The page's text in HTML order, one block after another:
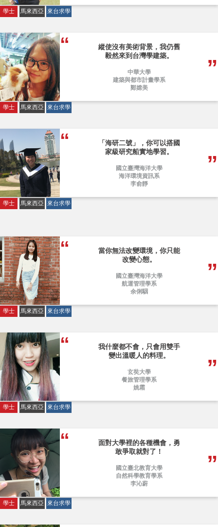
學士 馬來西亞 來台求學
縱使沒有美術背景，我仍舊
毅然來到台灣學建築。
中華大學
建築與都市計畫學系
鄭嫦美
學士 馬來西亞 來台求學
「海研二號」，你可以搭國
家級研究船實地學習。
國立臺灣海洋大學
海洋環境資訊系
李俞靜
學士 馬來西亞 來台求學
當你無法改變環境，你只能
改變心態。
國立臺灣海洋大學
航運管理學系
余俐駰
學士 馬來西亞 來台求學
我什麼都不會，只會用雙手
變出溫暖人的料理。
玄奘大學
餐旅管理學系
姚霜
學士 馬來西亞 來台求學
面對大學裡的各種機會，勇
敢爭取就對了！
國立臺北教育大學
自然科學教育學系
李沁蔚
學士 馬來西亞 來台求學